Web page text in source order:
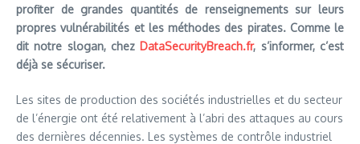
profiter de grandes quantités de renseignements sur leurs
propres vulnérabilités et les méthodes des pirates. Comme le
dit notre slogan, chez DataSecurityBreach.fr, s’informer, c’est
déjà se sécuriser.
Les sites de production des sociétés industrielles et du secteur
de l’énergie ont été relativement à l’abri des attaques au cours
des dernières décennies. Les systèmes de contrôle industriel